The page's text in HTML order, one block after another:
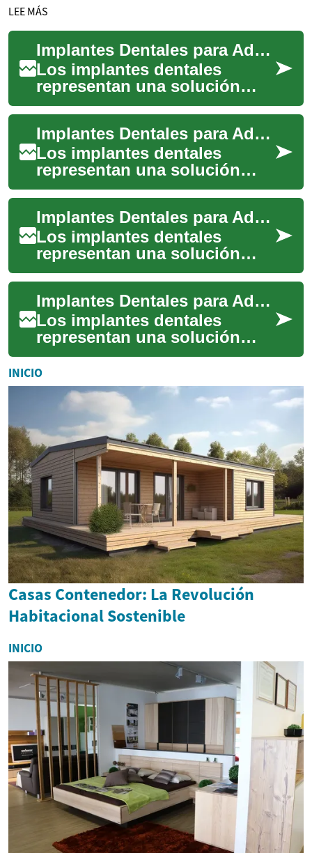
LEE MÁS
Implantes Dentales para Adultos Mayores: Guía Completa y Beneficios
Los implantes dentales
representan una solución
moderna y efectiva para la
pérdida dental en adultos
mayores, ofrecie...
Implantes Dentales para Adultos Mayores: Guía Completa de Opciones y Beneficios
Los implantes dentales
representan una solución
revolucionaria para los
adultos mayores que buscan
recuperar su sonri...
Implantes Dentales para Adultos Mayores: Guía Completa de Tratamiento y Beneficios
Los implantes dentales
representan una solución
moderna y efectiva para los
adultos mayores que han
perdido piezas de...
Implantes Dentales para Adultos Mayores: Guía Completa para una Mejor Salud Bucal
Los implantes dentales
representan una solución
moderna y efectiva para los
adultos mayores que han
perdido piezas de...
INICIO
Casas Contenedor: La Revolución
Habitacional Sostenible
INICIO